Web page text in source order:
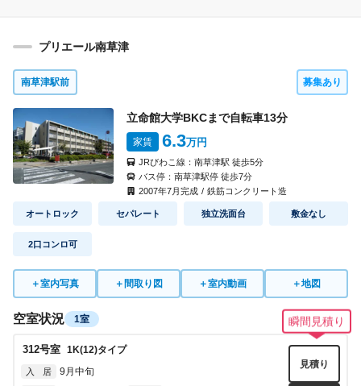
プリエール南草津
南草津駅前 募集あり
立命館大学BKCまで自転車13分
家賃 6.3万円
JRびわこ線： 南草津駅 徒歩5分
バス停： 南草津駅停徒歩7分
2007年7月完成 / 鉄筋コンクリート造
オートロック セパレート 独立洗面台 敷金なし
2口コンロ可
＋室内写真 ＋ 間取り図 ＋室内動画 ＋地図
空室状況 1室 瞬間見積り
312号室 1K(12)タイプ
入 居 9月中旬
見積り